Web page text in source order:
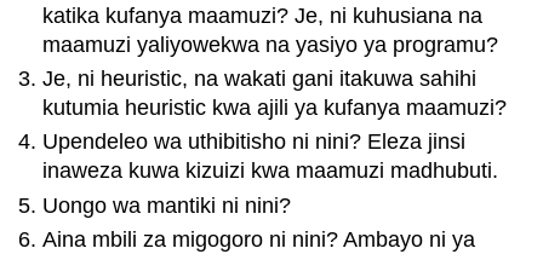
katika kufanya maamuzi? Je, ni kuhusiana na
maamuzi yaliyowekwa na yasiyo ya programu?
Je, ni heuristic, na wakati gani itakuwa sahihi
kutumia heuristic kwa ajili ya kufanya maamuzi?
Upendeleo wa uthibitisho ni nini? Eleza jinsi
inaweza kuwa kizuizi kwa maamuzi madhubuti.
Uongo wa mantiki ni nini?
Aina mbili za migogoro ni nini? Ambayo ni ya